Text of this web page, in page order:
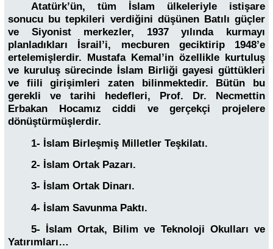
Atatürk’ün, tüm İslam ülkeleriyle istişare
sonucu bu tepkileri verdiğini düşünen Batılı güçler
ve Siyonist merkezler, 1937 yılında kurmayı
planladıkları İsrail’i, mecburen geciktirip 1948’e
ertelemişlerdir. Mustafa Kemal’in özellikle kurtuluş
ve kuruluş sürecinde İslam Birliği gayesi güttükleri
ve fiili girişimleri zaten bilinmektedir. Bütün bu
gerekli ve tarihi hedefleri, Prof. Dr. Necmettin
Erbakan Hocamız ciddi ve gerçekçi projelere
dönüştürmüşlerdir.
1- İslam Birleşmiş Milletler Teşkilatı.
2- İslam Ortak Pazarı.
3- İslam Ortak Dinarı.
4- İslam Savunma Paktı.
5- İslam Ortak, Bilim ve Teknoloji Okulları ve
Yatırımları…